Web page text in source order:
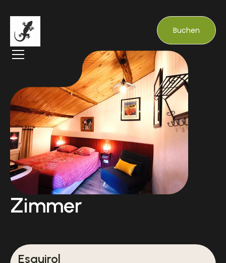
Buchen
Zimmer
Esquirol